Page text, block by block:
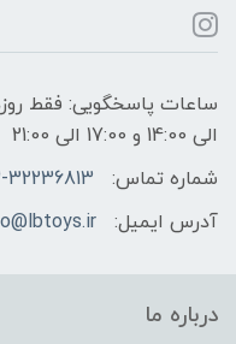
الی 14:00 و 17:00 الی 21:00
شماره تماس:
023-32236813 و
آدرس ایمیل:
درباره ما